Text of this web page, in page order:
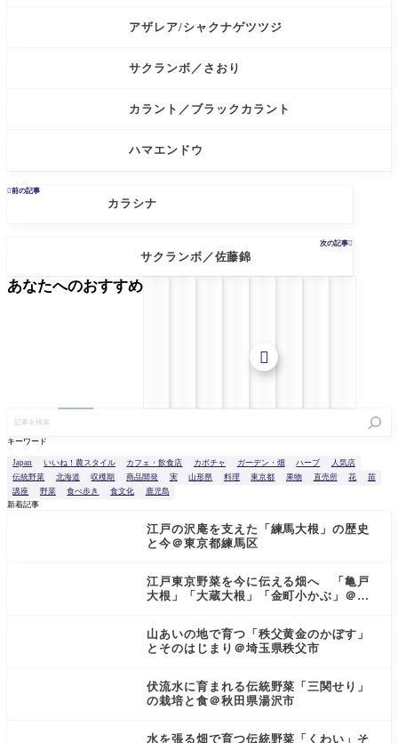
アザレア/シャクナゲツツジ
サクランボ／さおり
カラント／ブラックカラント
ハマエンドウ
前の記事
カラシナ
次の記事
サクランボ／佐藤錦
を
索
キーワード
Japan いいね！農スタイル カフェ・飲食店 カボチャ ガーデン・畑 ハーブ
人気店
伝統野菜
北海道 収穫期 商品開発 実 山形県 料理 東京都 果物 直売所 花
苗
講座
野菜 食べ歩き 食文化
鹿児島
新着記事
江戸の沢庵を支えた「練馬大根」の歴史
と今＠東京都練馬区
江戸東京野菜を今に伝える畑へ 「亀戸
大根」「大蔵大根」「金町小かぶ」＠東
山あいの地で育つ「秩父黄金のかぼす」
とそのはじまり＠埼玉県秩父市
伏流水に育まれる伝統野菜「三関せり」
の栽培と食＠秋田県湯沢市
水を張る畑で育つ伝統野菜「くわい」そ
あなたへのおすすめ
